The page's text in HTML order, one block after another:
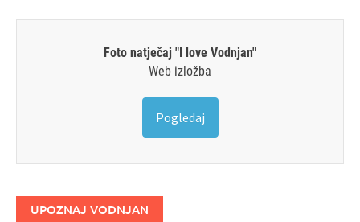
Foto natječaj "I love Vodnjan"
Web izložba
Pogledaj
UPOZNAJ VODNJAN